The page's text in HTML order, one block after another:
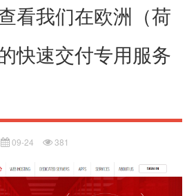
看我们在欧洲（荷
快速交付专用服务
09-24 381